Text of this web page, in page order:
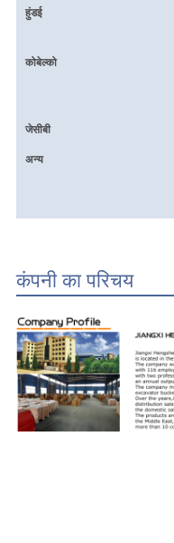
हुंडई
कोबेल्को
जेसीबी
अन्य
कंपनी का परिचय